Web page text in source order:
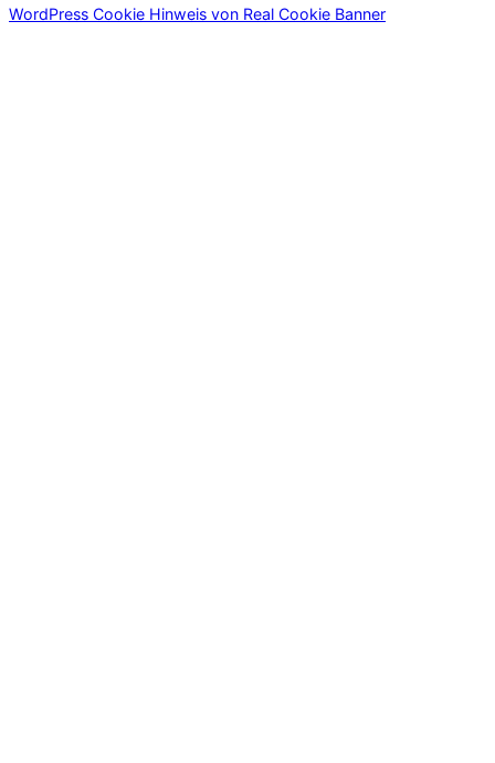
WordPress Cookie Hinweis von Real Cookie Banner